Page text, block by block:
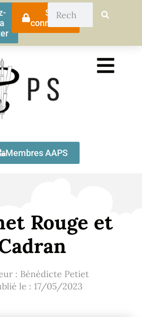
Se
connecter
Membres AAPS
Rouge et
: Bénédicte Petiet
le : 17/05/2023